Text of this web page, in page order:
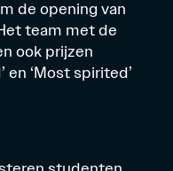
de opening van
team met de
ook prijzen
en ‘Most spirited’